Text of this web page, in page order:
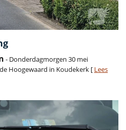
- Donderdagmorgen 30 mei
Hoogewaard in Koudekerk [ Lees